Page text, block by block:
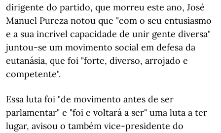
dirigente do partido, que morreu este ano, José
Manuel Pureza notou que "com o seu entusiasmo
e a sua incrível capacidade de unir gente diversa"
juntou-se um movimento social em defesa da
eutanásia, que foi "forte, diverso, arrojado e
competente".
Essa luta foi "de movimento antes de ser
parlamentar" e "foi e voltará a ser" uma luta a ter
lugar, avisou o também vice-presidente do